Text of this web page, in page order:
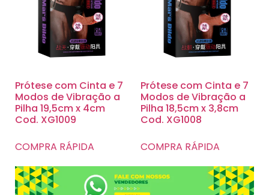
Prótese com Cinta e 7
Modos de Vibração a
Pilha 19,5cm x 4cm
Cod. XG1009
COMPRA RÁPIDA
Prótese com Cinta e 7
Modos de Vibração a
Pilha 18,5cm x 3,8cm
Cod. XG1008
COMPRA RÁPIDA